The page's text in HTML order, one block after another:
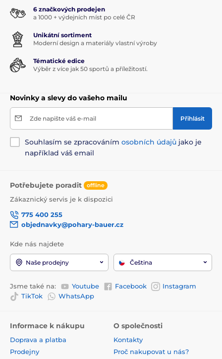
6 značkových prodejen
a 1000 + výdejních míst po celé ČR
Unikátní sortiment
Moderní design a materiály vlastní výroby
Tématické edice
Výběr z více jak 50 sportů a příležitostí.
Novinky a slevy do vašeho mailu
Zde napište váš e-mail Přihlásit
Souhlasím se zpracováním osobních údajů jako je
například váš email
Potřebujete poradit offline
Zákaznický servis je k dispozici
775 400 255
objednavky@pohary-bauer.cz
Kde nás najdete
Naše prodejny Čeština
Jsme také na: Youtube Facebook
Instagram
TikTok
WhatsApp
Informace k nákupu
Doprava a platba
Prodejny
O společnosti
Kontakty
Proč nakupovat u nás?